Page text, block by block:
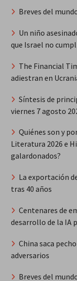
Breves del
Un niño
que Israel no
The Financial
adiestran en
Síntesis de
viernes 7 agosto
Quiénes son y
Literatura 2026 e
galardonados?
La exportación
tras 40 años
Centenares de
desarrollo de la IA
China saca
adversarios
Breves del